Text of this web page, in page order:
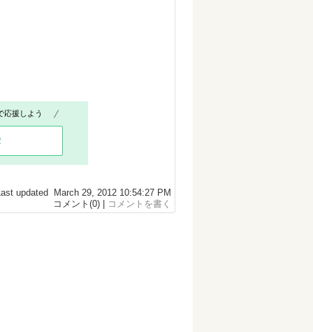
応援しよう
updated March 29, 2012 10:54:27 PM
コメント(0) |
コメントを書く